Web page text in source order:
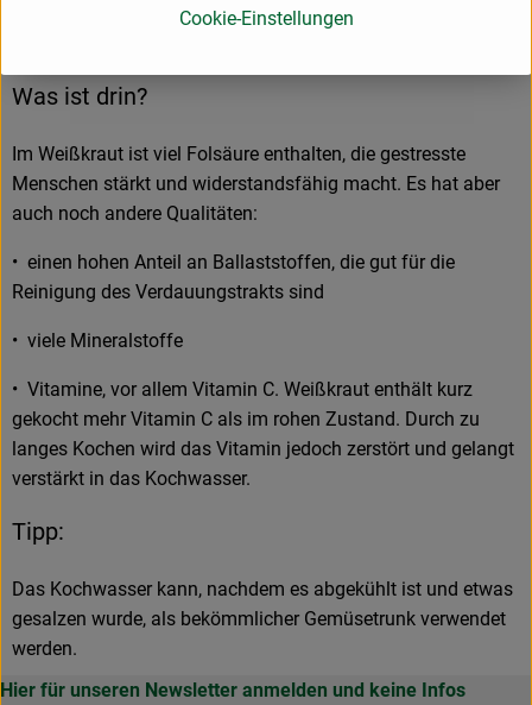
eine Stunde) ist, desto knackiger bleibt der Kohl und das
Was ist drin?
Im Weißkraut ist viel Folsäure enthalten, die gestresste
Menschen stärkt und widerstandsfähig macht. Es hat aber
auch noch andere Qualitäten:
• einen hohen Anteil an Ballaststoffen, die gut für die
Reinigung des Verdauungstrakts sind
• viele Mineralstoffe
• Vitamine, vor allem Vitamin C. Weißkraut enthält kurz
gekocht mehr Vitamin C als im rohen Zustand. Durch zu
langes Kochen wird das Vitamin jedoch zerstört und gelangt
verstärkt in das Kochwasser.
Tipp:
Das Kochwasser kann, nachdem es abgekühlt ist und etwas
gesalzen wurde, als bekömmlicher Gemüsetrunk verwendet
werden.
Hier für unseren Newsletter anmelden und keine Infos
Cookie-Einstellungen